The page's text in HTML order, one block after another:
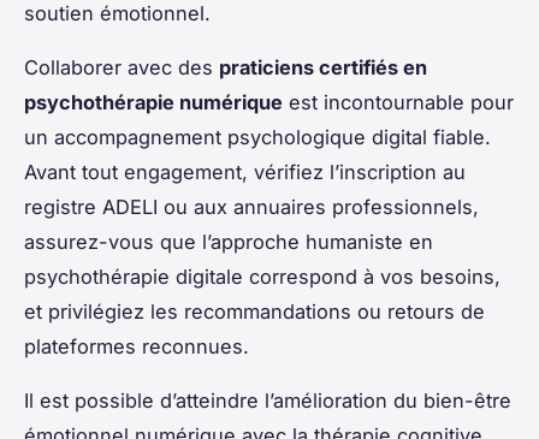
soutien émotionnel.
Collaborer avec des praticiens certifiés en
psychothérapie numérique est incontournable pour
un accompagnement psychologique digital fiable.
Avant tout engagement, vérifiez l’inscription au
registre ADELI ou aux annuaires professionnels,
assurez-vous que l’approche humaniste en
psychothérapie digitale correspond à vos besoins,
et privilégiez les recommandations ou retours de
plateformes reconnues.
Il est possible d’atteindre l’amélioration du bien-être